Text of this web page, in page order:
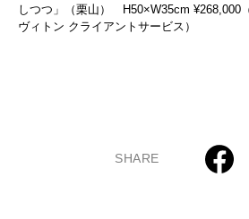
しつつ」（栗山） H50×W35cm ¥268,000
ヴィトン クライアントサービス）
SHARE